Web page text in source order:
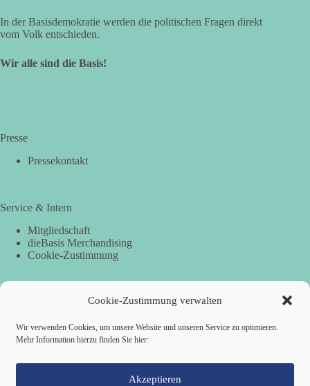
Cookie-Zustimmung verwalten
Wir verwenden Cookies, um unsere Website und unseren Service zu optimieren.
Mehr Information hierzu finden Sie hier:
Akzeptieren
In der Basisdemokratie werden die politischen Fragen direkt
vom Volk entschieden.
Wir alle sind die Basis!
Presse
Pressekontakt
Service & Intern
Mitgliedschaft
dieBasis Merchandising
Cookie-Zustimmung
Per Banküberweisung:
IBAN: DE87 2019 0003 0002 2499 01